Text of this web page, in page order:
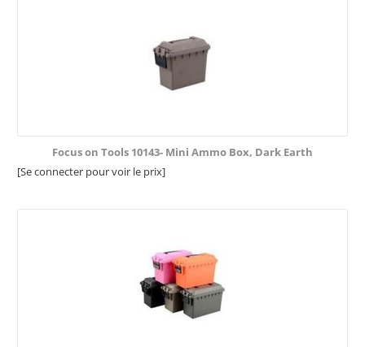
Focus on Tools 10143- Mini Ammo Box, Dark Earth
[Se connecter pour voir le prix]